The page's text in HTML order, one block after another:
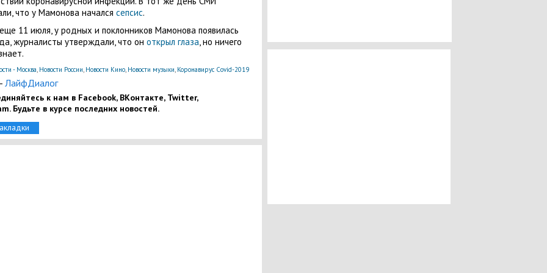
что у Мамонова начался сепсис.
11 июля, у родных и поклонников Мамонова появилась
журналисты утверждали, что он открыл глаза, но ничего
- Москва, Новости России, Новости Кино, Новости музыки, Коронавирус Covid-2019
ЛайфДиалог
к нам в Facebook, ВКонтакте, Twitter,
Будьте в курсе последних новостей.